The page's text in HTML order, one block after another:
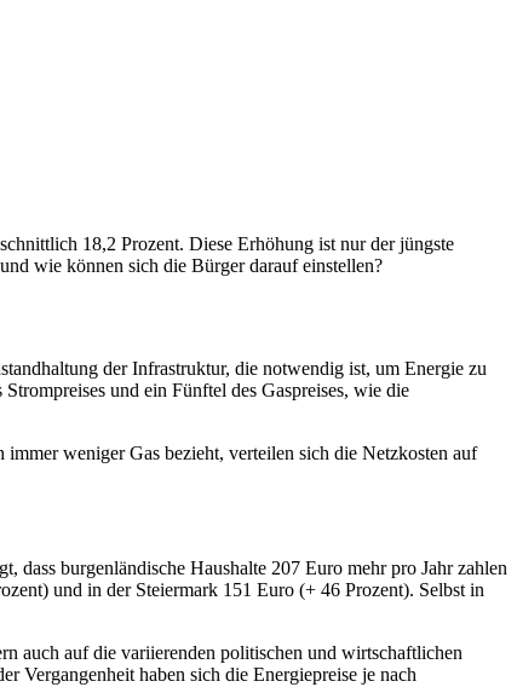
18,2 Prozent. Diese Erhöhung ist nur der jüngste
wie können sich die Bürger darauf einstellen?
der Infrastruktur, die notwendig ist, um Energie zu
und ein Fünftel des Gaspreises, wie die
weniger Gas bezieht, verteilen sich die Netzkosten auf
dass burgenländische Haushalte 207 Euro mehr pro Jahr zahlen
und in der Steiermark 151 Euro (+ 46 Prozent). Selbst in
auch auf die variierenden politischen und wirtschaftlichen
Vergangenheit haben sich die Energiepreise je nach